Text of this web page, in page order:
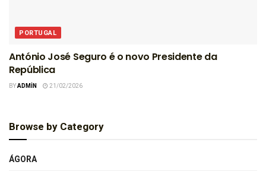
PORTUGAL
António José Seguro é o novo Presidente da
República
BYADMIN 21/02/2026
Browse by Category
ÁGORA